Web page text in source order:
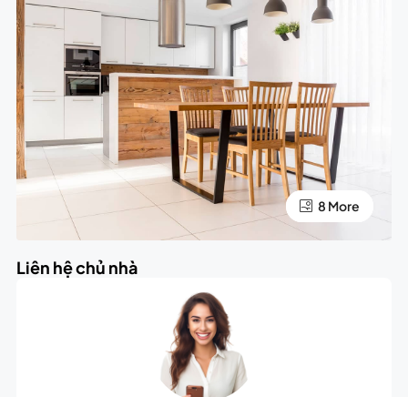
4 More
8 More
Liên hệ chủ nhà